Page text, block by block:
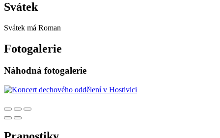
Svátek
Svátek má Roman
Fotogalerie
Náhodná fotogalerie